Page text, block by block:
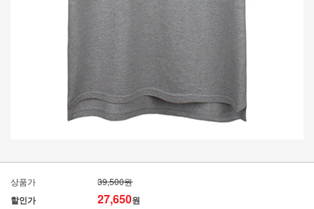
상품가 39,500원
할인가 27,650원